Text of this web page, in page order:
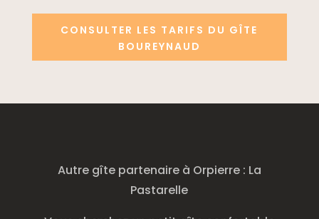
CONSULTER LES TARIFS DU GÎTE
BOUREYNAUD
Autre gîte partenaire à Orpierre : La
Pastarelle